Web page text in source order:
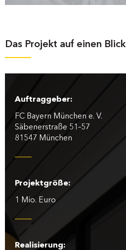
Das Projekt auf einen Blick
Auftraggeber:
FC Bayern München e. V.
Säbenerstraße 51–57
81547 München
Projektgröße:
1 Mio. Euro
Realisierung: